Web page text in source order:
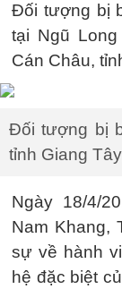
Đối tượng bị
tại Ngũ
Cán Châu,
Đối tượng bị
tỉnh Giang
Ngày 18/4/
Nam Khang,
sự về hành
hệ đặc biệt